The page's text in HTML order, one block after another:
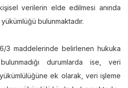
verilerin elde edilmesi anında
bulunmaktadır.
6/3 maddelerinde belirlenen hukuka
durumlarda ise, veri
yükümlülüğüne ek olarak, veri işleme